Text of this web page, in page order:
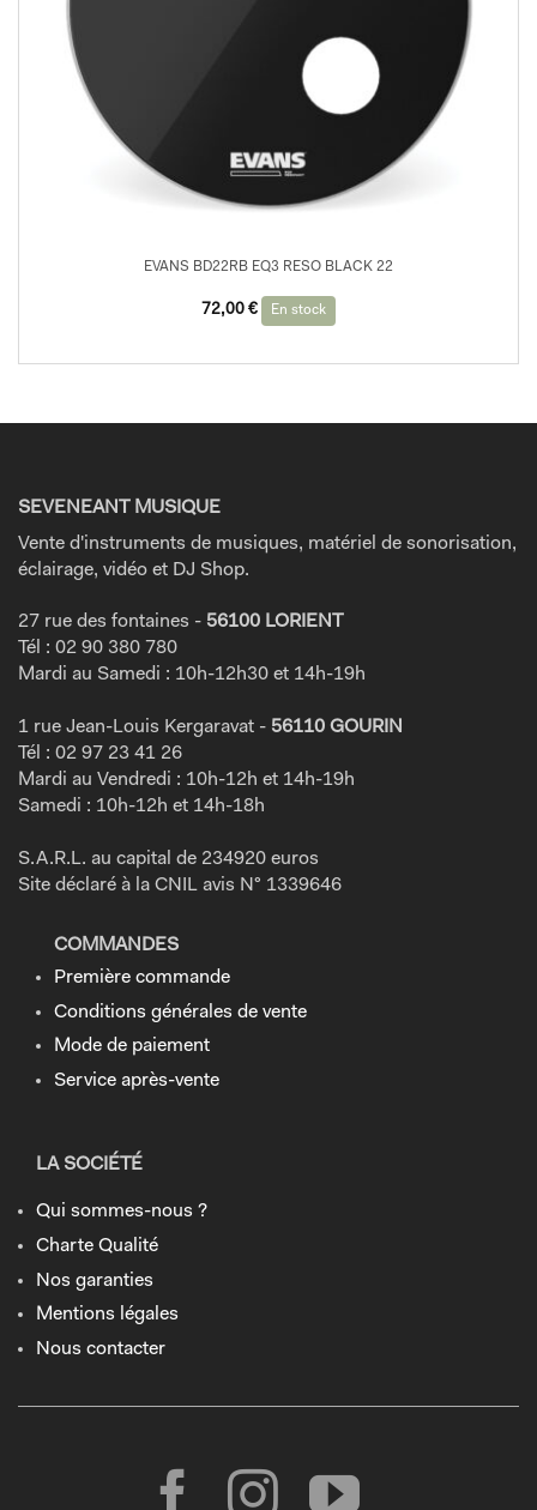
EVANS BD22RB EQ3 RESO BLACK 22
72,00 € En stock
SEVENEANT MUSIQUE
Vente d'instruments de musiques, matériel de sonorisation,
éclairage, vidéo et DJ Shop.
27 rue des fontaines - 56100 LORIENT
Tél : 02 90 380 780
Mardi au Samedi : 10h-12h30 et 14h-19h
1 rue Jean-Louis Kergaravat - 56110 GOURIN
Tél : 02 97 23 41 26
Mardi au Vendredi : 10h-12h et 14h-19h
Samedi : 10h-12h et 14h-18h
S.A.R.L. au capital de 234920 euros
Site déclaré à la CNIL avis N° 1339646
COMMANDES
Première commande
Conditions générales de vente
Mode de paiement
Service après-vente
LA SOCIÉTÉ
Qui sommes-nous ?
Charte Qualité
Nos garanties
Mentions légales
Nous contacter